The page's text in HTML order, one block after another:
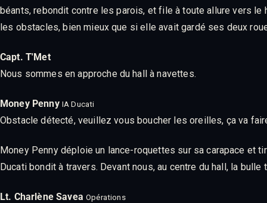
béants, rebondit contre les parois, et file à toute allure vers
les obstacles, bien mieux que si elle avait gardé ses deux
Capt. T'Met
Nous sommes en approche du hall à navettes.
Money Penny IA Ducati
Obstacle détecté, veuillez vous boucher les oreilles, ça va
Money Penny déploie un lance-roquettes sur sa carapace et
Ducati bondit à travers. Devant nous, au centre du hall, la
Lt. Charlène Savea Opérations